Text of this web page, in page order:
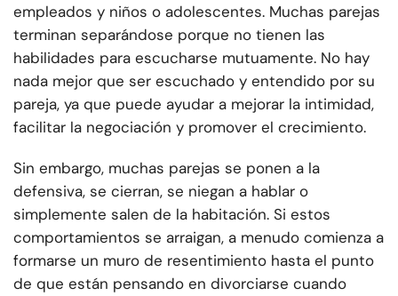
empleados y niños o adolescentes. Muchas parejas
terminan separándose porque no tienen las
habilidades para escucharse mutuamente. No hay
nada mejor que ser escuchado y entendido por su
pareja, ya que puede ayudar a mejorar la intimidad,
facilitar la negociación y promover el crecimiento.
Sin embargo, muchas parejas se ponen a la
defensiva, se cierran, se niegan a hablar o
simplemente salen de la habitación. Si estos
comportamientos se arraigan, a menudo comienza a
formarse un muro de resentimiento hasta el punto
de que están pensando en divorciarse cuando